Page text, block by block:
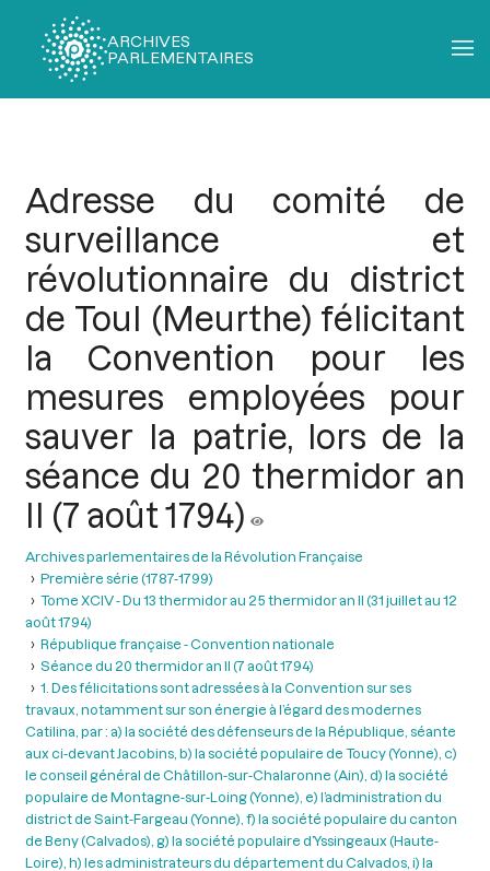
ARCHIVES
PARLEMENTAIRES
Adresse du comité de
surveillance et
révolutionnaire du district
de Toul (Meurthe) félicitant
la Convention pour les
mesures employées pour
sauver la patrie, lors de la
séance du 20 thermidor an
II (7 août 1794)
Archives parlementaires de la Révolution Française
Première série (1787-1799)
Tome XCIV - Du 13 thermidor au 25 thermidor an II (31 juillet au 12
août 1794)
République française - Convention nationale
Séance du 20 thermidor an II (7 août 1794)
1. Des félicitations sont adressées à la Convention sur ses
travaux, notamment sur son énergie à l’égard des modernes
Catilina, par : a) la société des défenseurs de la République, séante
aux ci-devant Jacobins, b) la société populaire de Toucy (Yonne), c)
le conseil général de Châtillon-sur-Chalaronne (Ain), d) la société
populaire de Montagne-sur-Loing (Yonne), e) l’administration du
district de Saint-Fargeau (Yonne), f) la société populaire du canton
de Beny (Calvados), g) la société populaire d’Yssingeaux (Haute-
Loire), h) les administrateurs du département du Calvados, i) la